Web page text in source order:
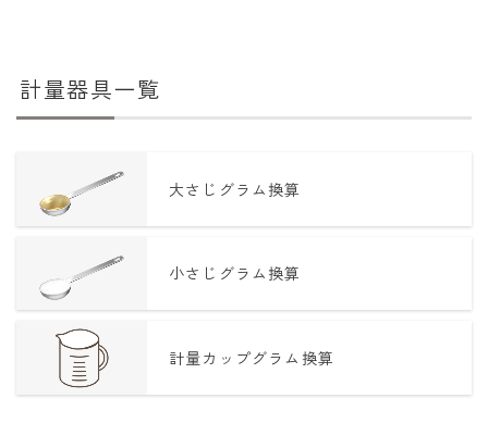
計量器具一覧
大さじグラム換算
小さじグラム換算
計量カップグラム換算